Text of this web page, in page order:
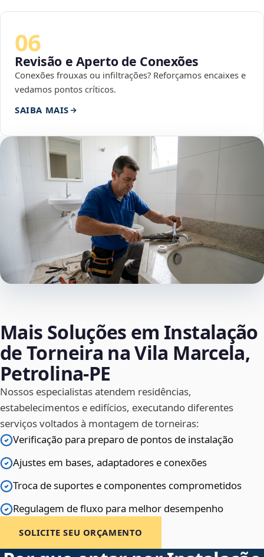
06
Revisão e Aperto de Conexões
Conexões frouxas ou infiltrações? Reforçamos encaixes e
vedamos pontos críticos.
SAIBA MAIS
Mais Soluções em Instalação
de Torneira na Vila Marcela,
Petrolina‑PE
Nossos especialistas atendem residências,
estabelecimentos e edifícios, executando diferentes
serviços voltados à montagem de torneiras:
Verificação para preparo de pontos de instalação
Ajustes em bases, adaptadores e conexões
Troca de suportes e componentes comprometidos
Regulagem de fluxo para melhor desempenho
SOLICITE SEU ORÇAMENTO